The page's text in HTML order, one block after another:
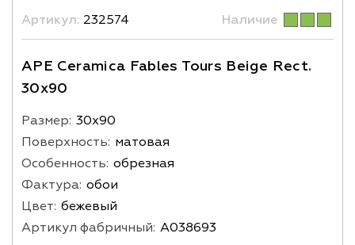
Артикул: 232574 Наличие
APE Ceramica Fables Tours Beige Rect.
30x90
Размер: 30х90
Поверхность: матовая
Особенность: обрезная
Фактура: обои
Цвет: бежевый
Артикул фабричный: A038693